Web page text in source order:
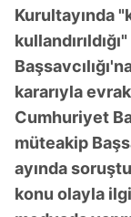
Kurultayında
kararıyla
Cumhuriyet
müteakip
ayında
konu olayla